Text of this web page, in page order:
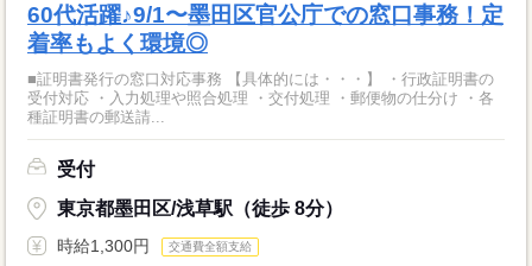
60代活躍♪9/1〜墨田区官公庁での窓口事務！定
着率もよく環境◎
■証明書発行の窓口対応事務 【具体的には・・・】 ・行政証明書の
受付対応 ・入力処理や照合処理 ・交付処理 ・郵便物の仕分け ・各
種証明書の郵送請...
受付
東京都墨田区/浅草駅（徒歩 8分）
時給1,300円 交通費全額支給